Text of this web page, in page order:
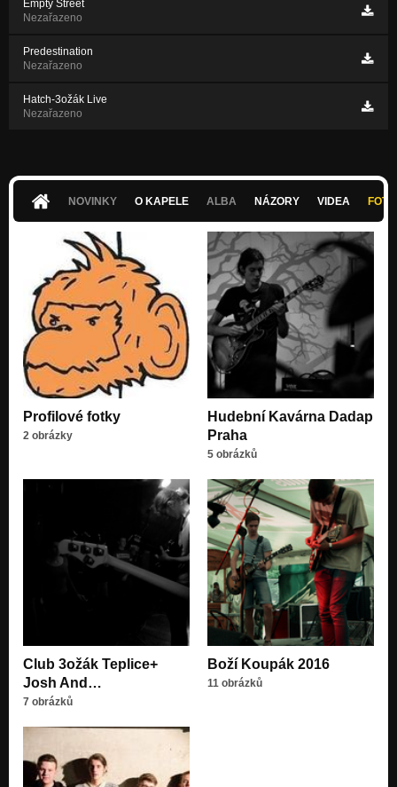
Empty Street
Nezařazeno
Predestination
Nezařazeno
Hatch-3ožák Live
Nezařazeno
NOVINKY O KAPELE ALBA NÁZORY VIDEA
Profilové fotky
2 obrázky
Hudební Kavárna Dadap
Praha
5 obrázků
Club 3ožák Teplice+
Josh And…
7 obrázků
Boží Koupák 2016
11 obrázků